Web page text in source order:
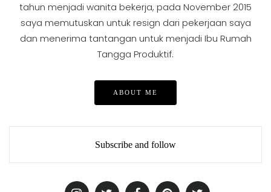
tahun menjadi wanita bekerja, pada November 2015
saya memutuskan untuk resign dari pekerjaan saya
dan menerima tantangan untuk menjadi Ibu Rumah
Tangga Produktif.
ABOUT ME
Subscribe and follow